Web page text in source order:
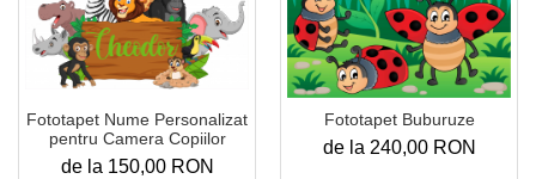
Fototapet Nume Personalizat
pentru Camera Copiilor
de la 150,00 RON
Fototapet Buburuze
de la 240,00 RON